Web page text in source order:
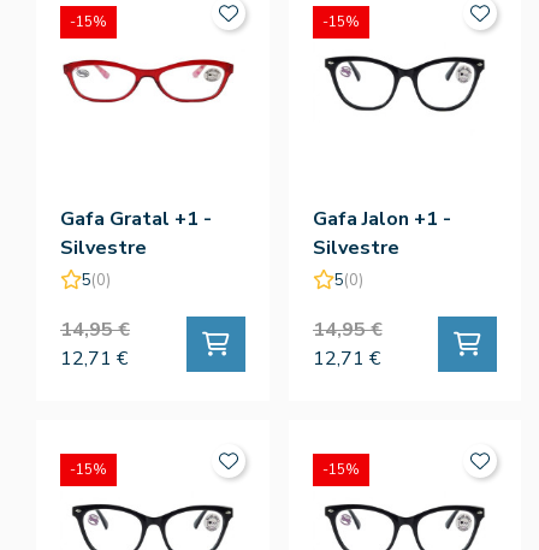
Gafa Gratal +1 -
Silvestre
5(0)
14,95 €
12,71 €
-15%
Gafa Jalon +1 -
Silvestre
5(0)
14,95 €
12,71 €
-15%
-15% -15%